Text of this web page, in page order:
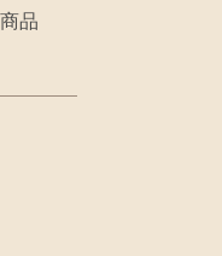
品